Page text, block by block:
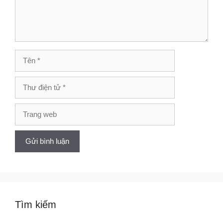
điện
tử
web
Tìm kiếm